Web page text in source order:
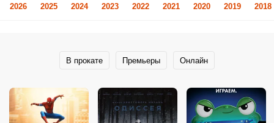
2026 2025 2024 2023 2022 2021 2020 2019 2018
В прокате Премьеры Онлайн